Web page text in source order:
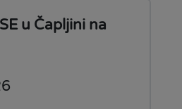
u Čapljini na